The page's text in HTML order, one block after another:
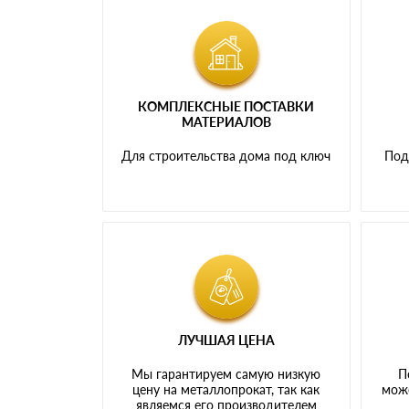
КОМПЛЕКСНЫЕ ПОСТАВКИ
МАТЕРИАЛОВ
Для строительства дома под ключ
ЛУЧШАЯ ЦЕНА
Мы гарантируем самую низкую
цену на металлопрокат, так как
являемся его производителем